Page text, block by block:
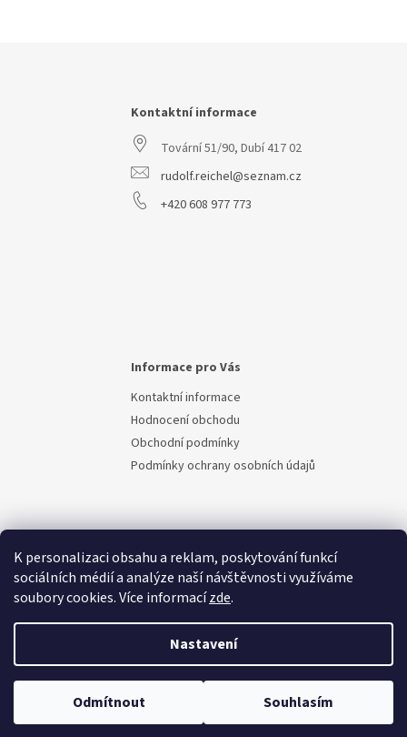
K personalizaci obsahu a reklam, poskytování funkcí
sociálních médií a analýze naší návštěvnosti využíváme
soubory cookies. Více informacízde.
Nastavení
Odmítnout Souhlasím
Kontaktní informace
Tovární 51/90, Dubí 417 02
rudolf.reichel@seznam.cz
+420 608 977 773
Informace pro Vás
Kontaktní informace
Hodnocení obchodu
Obchodní podmínky
Podmínky ochrany osobních údajů
Copyright 2026Berem.cz. Všechna práva vyhrazena.Upravit